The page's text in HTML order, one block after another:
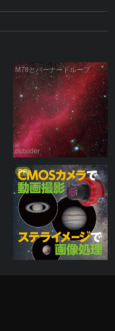
M78とバーナードループ
outsider
PR